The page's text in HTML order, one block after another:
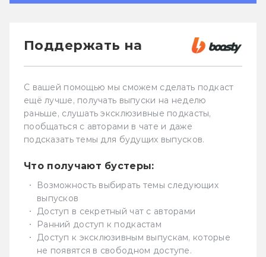
Поддержать на
С вашей помощью мы сможем сделать подкаст
ещё лучше, получать выпуски на неделю
раньше, слушать эксклюзивные подкасты,
пообщаться с авторами в чате и даже
подсказать темы для будущих выпусков.
Что получают бустеры:
Возможность выбирать темы следующих
выпусков
Доступ в секретный чат с авторами
Ранний доступ к подкастам
Доступ к эксклюзивным выпускам, которые
не появятся в свободном доступе.